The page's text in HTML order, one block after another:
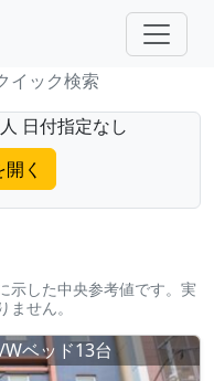
イック検索
日付指定なし
く
示した中央参考値です。実
せん。
ベッド13台